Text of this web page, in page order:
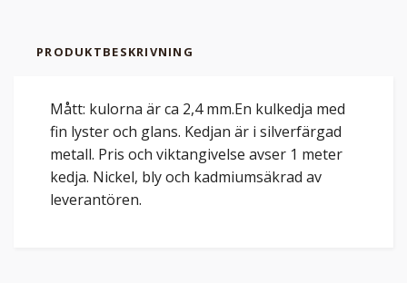
PRODUKTBESKRIVNING
Mått: kulorna är ca 2,4 mm.En kulkedja med
fin lyster och glans. Kedjan är i silverfärgad
metall. Pris och viktangivelse avser 1 meter
kedja. Nickel, bly och kadmiumsäkrad av
leverantören.